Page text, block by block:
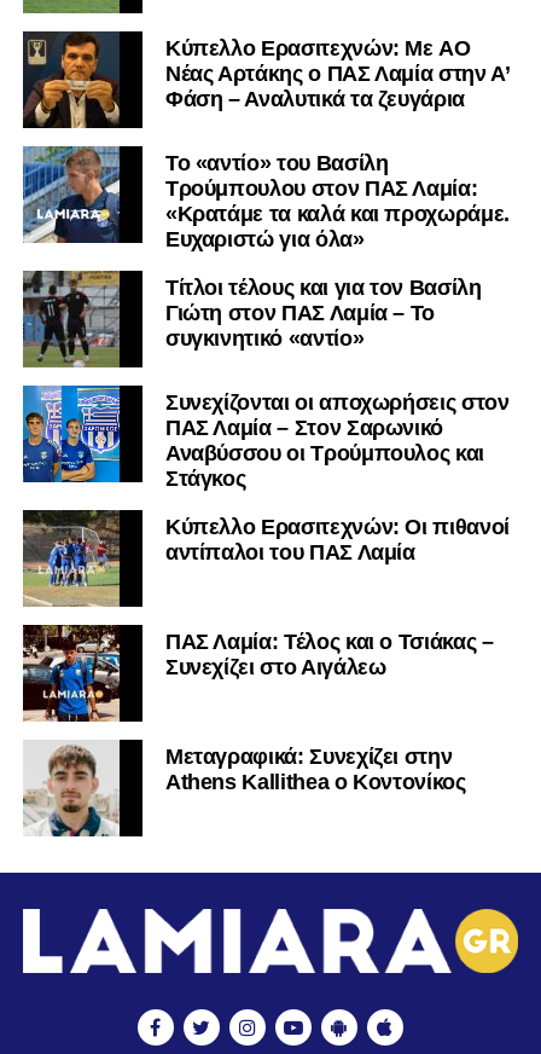
υπόλοιπο κόσμο. Ακολουθήστε το lamiara.gr στο
Facebook
Twitterκαι στοInstagram για να
μαθαίνετε σε χρόνο dt όλα τα νέα.
Kύπελλο Ερασιτεχνών: Με AO
Nέας Αρτάκης ο ΠΑΣ Λαμία στην Α’
Φάση – Αναλυτικά τα ζευγάρια
Το «αντίο» του Βασίλη
Τρούμπουλου στον ΠΑΣ Λαμία:
«Κρατάμε τα καλά και προχωράμε.
Ευχαριστώ για όλα»
Τίτλοι τέλους και για τον Βασίλη
Γιώτη στον ΠΑΣ Λαμία – Το
συγκινητικό «αντίο»
Συνεχίζονται οι αποχωρήσεις στον
ΠΑΣ Λαμία – Στον Σαρωνικό
Αναβύσσου οι Τρούμπουλος και
Στάγκος
Κύπελλο Ερασιτεχνών: Οι πιθανοί
αντίπαλοι του ΠΑΣ Λαμία
ΠΑΣ Λαμία: Τέλος και ο Τσιάκας –
Συνεχίζει στο Αιγάλεω
Mεταγραφικά: Συνεχίζει στην
Athens Kallithea ο Κοντονίκος